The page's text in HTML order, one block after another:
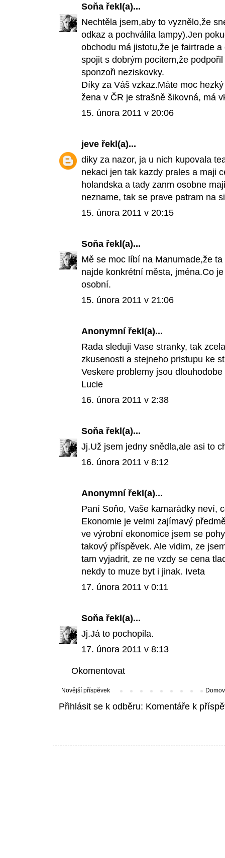
Soňa řekl(a)...
Nechtěla jsem,aby to vyznělo,že
odkaz a pochválila lampy).Jen
obchodu má jistotu,že je fairtrade
spojit s dobrým pocitem,že
sponzoři neziskovky.
Díky za Váš vzkaz.Máte moc
žena v ČR je strašně šikovná, má
15. února 2011 v 20:06
jeve řekl(a)...
diky za nazor, ja u nich kupovala
nekaci jen tak kazdy prales a maji
holandska a tady zanm osobne
nezname, tak se prave patram na
15. února 2011 v 20:15
Soňa řekl(a)...
Mě se moc líbí na Manumade,že
najde konkrétní města, jména.Co
osobní.
15. února 2011 v 21:06
Anonymní řekl(a)...
Rada sleduji Vase stranky, tak
zkusenosti a stejneho pristupu ke
Veskere problemy jsou dlouhodobe
Lucie
16. února 2011 v 2:38
Soňa řekl(a)...
Jj.Už jsem jedny snědla,ale asi to
16. února 2011 v 8:12
Anonymní řekl(a)...
Paní Soňo, Vaše kamarádky neví,
Ekonomie je velmi zajímavý
ve výrobní ekonomice jsem se
takový příspěvek. Ale vidim, ze
tam vyjadrit, ze ne vzdy se cena
nekdy to muze byt i jinak. Iveta
17. února 2011 v 0:11
Soňa řekl(a)...
Jj.Já to pochopila.
17. února 2011 v 8:13
Okomentovat
Novější příspěvek
Přihlásit se k odběru: Komentáře k